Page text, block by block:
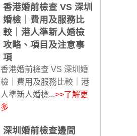
香港婚前檢查 VS 深圳
婚檢｜費用及服務比
較｜港人準新人婚檢
攻略、項目及注意事
項
香港婚前檢查 VS 深圳婚
檢｜費用及服務比較｜港
人準新人婚檢...>>了解更
多
深圳婚前檢查邊間